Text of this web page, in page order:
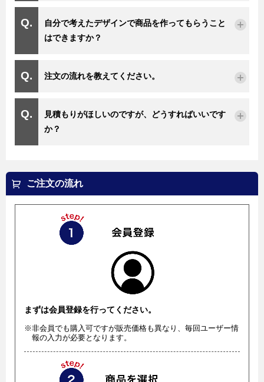
自分で考えたデザインで商品を作ってもらうこと
はできますか？
注文の流れを教えてください。
見積もりがほしいのですが、どうすればいいです
か？
ご注文の流れ
まずは会員登録を行ってください。
※非会員でも購入可ですが販売価格も異なり、毎回ユーザー情
報の入力が必要となります。